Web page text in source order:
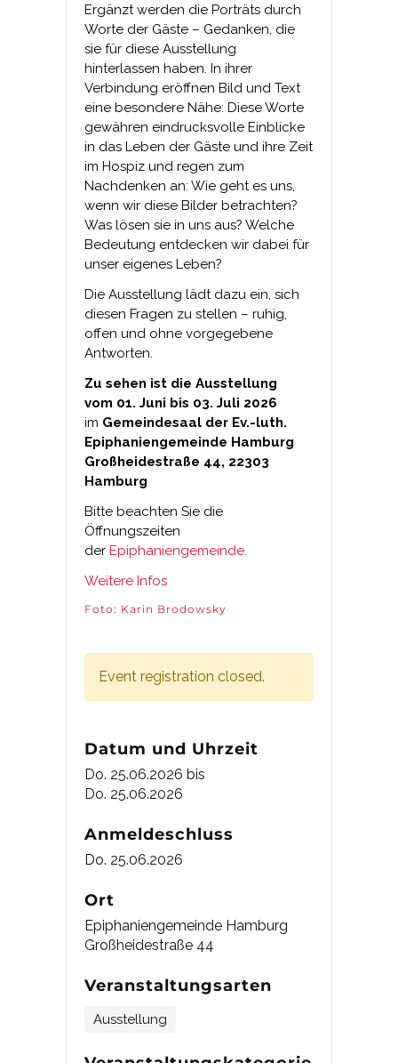
Ergänzt werden die Porträts durch
Worte der Gäste – Gedanken, die
sie für diese Ausstellung
hinterlassen haben. In ihrer
Verbindung eröffnen Bild und Text
eine besondere Nähe: Diese Worte
gewähren eindrucksvolle Einblicke
in das Leben der Gäste und ihre Zeit
im Hospiz und regen zum
Nachdenken an: Wie geht es uns,
wenn wir diese Bilder betrachten?
Was lösen sie in uns aus? Welche
Bedeutung entdecken wir dabei für
unser eigenes Leben?
Die Ausstellung lädt dazu ein, sich
diesen Fragen zu stellen – ruhig,
offen und ohne vorgegebene
Antworten.
Zu sehen ist die Ausstellung
vom 01. Juni bis 03. Juli 2026
im Gemeindesaal der Ev.-luth.
Epiphaniengemeinde Hamburg
Großheidestraße 44, 22303
Hamburg
Bitte beachten Sie die
Öffnungszeiten
der Epiphaniengemeinde.
Weitere Infos
Foto: Karin Brodowsky
Event registration closed.
Datum und Uhrzeit
Do. 25.06.2026 bis
Do. 25.06.2026
Anmeldeschluss
Do. 25.06.2026
Ort
Epiphaniengemeinde Hamburg
Großheidestraße 44
Veranstaltungsarten
Ausstellung